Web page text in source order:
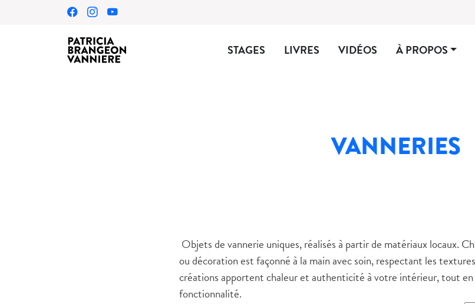
STAGES LIVRES VIDÉOS À PROPOS
VANNERIES
Objets de vannerie uniques, réalisés à partir de matériaux locaux.
ou décoration est façonné à la main avec soin, respectant les
créations apportent chaleur et authenticité à votre intérieur, tout
fonctionnalité.